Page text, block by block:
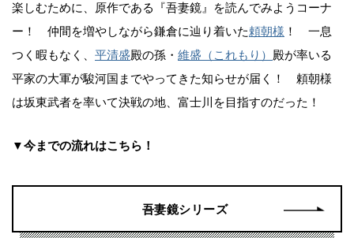
楽しむために、原作である『吾妻鏡』を読んでみようコーナ
ー！ 仲間を増やしながら鎌倉に辿り着いた頼朝様 ！ 一息
つく暇もなく、 平清盛殿の孫・ 維盛（これもり） 殿が率いる
平家の大軍が駿河国までやってきた知らせが届く！ 頼朝様
は坂東武者を率いて決戦の地、富士川を目指すのだった！
▼今までの流れはこちら！
吾妻鏡シリーズ